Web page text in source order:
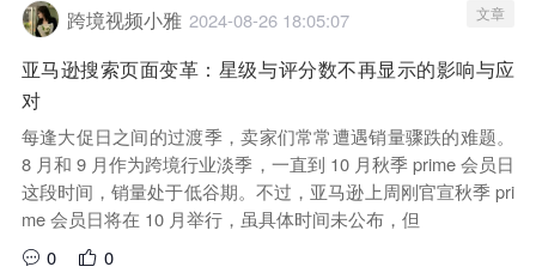
跨境视频小雅 2024-08-26 18:05:07 文章
亚马逊搜索页面变革：星级与评分数不再显示的影响与应
对
每逢大促日之间的过渡季，卖家们常常遭遇销量骤跌的难题。
8 月和 9 月作为跨境行业淡季，一直到 10 月秋季 prime 会员日
这段时间，销量处于低谷期。不过，亚马逊上周刚官宣秋季 pri
me 会员日将在 10 月举行，虽具体时间未公布，但
0
0